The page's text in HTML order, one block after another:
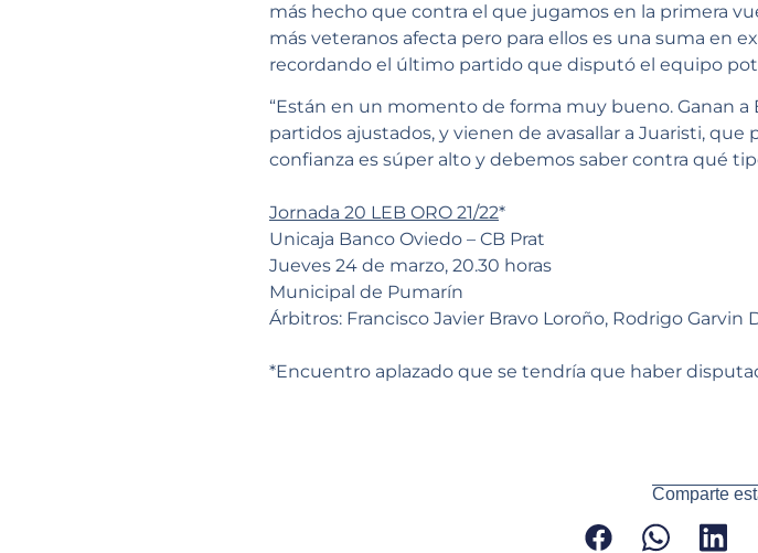
más hecho que contra el que jugamos en la primera
más veteranos afecta pero para ellos es una suma en
recordando el último partido que disputó el equipo
“Están en un momento de forma muy bueno. Ganan
partidos ajustados, y vienen de avasallar a Juaristi,
confianza es súper alto y debemos saber contra qué
Jornada 20 LEB ORO 21/22*
Unicaja Banco Oviedo – CB Prat
Jueves 24 de marzo, 20.30 horas
Municipal de Pumarín
Árbitros: Francisco Javier Bravo Loroño, Rodrigo Garvin
*Encuentro aplazado que se tendría que haber
Comparte